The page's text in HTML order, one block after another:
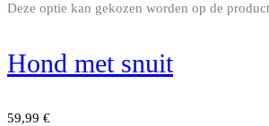
Deze optie kan gekozen worden op de
Hond met snuit
59,99 €